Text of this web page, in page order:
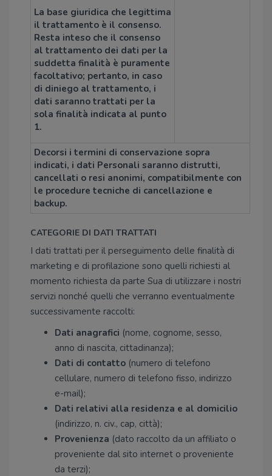
La base giuridica che legittima
il trattamento è il consenso.
Resta inteso che il consenso
al trattamento dei dati per la
suddetta finalità è puramente
facoltativo; pertanto, in caso
di diniego al trattamento, i
dati saranno trattati per la
sola finalità indicata al punto
1.
Decorsi i termini di conservazione sopra
indicati, i dati Personali saranno distrutti,
cancellati o resi anonimi, compatibilmente con
le procedure tecniche di cancellazione e
backup.
CATEGORIE DI DATI TRATTATI
I dati trattati per il perseguimento delle finalità di
marketing e di profilazione sono quelli richiesti al
momento richiesta da parte Sua di utilizzare i nostri
servizi nonché quelli che verranno eventualmente
successivamente raccolti:
Dati anagrafici (nome, cognome, sesso,
anno di nascita, cittadinanza);
Dati di contatto (numero di telefono
cellulare, numero di telefono fisso, indirizzo
e-mail);
Dati relativi alla residenza e al domicilio
(indirizzo, n. civ., cap, città);
Provenienza (dato raccolto da un affiliato o
proveniente dal sito internet o proveniente
da terzi);